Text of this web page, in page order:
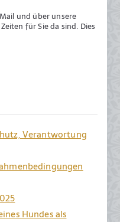
und über unsere
für Sie da sind. Dies
Verantwortung
Hundes als